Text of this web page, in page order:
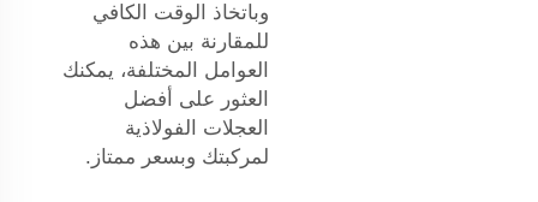
وباتخاذ الوقت الكافي
للمقارنة بين هذه
العوامل المختلفة، يمكنك
العثور على أفضل
العجلات الفولاذية
لمركبتك وبسعر ممتاز.